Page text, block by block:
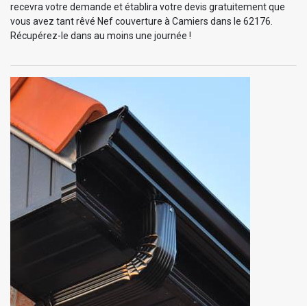
recevra votre demande et établira votre devis gratuitement que
vous avez tant rêvé Nef couverture à Camiers dans le 62176.
Récupérez-le dans au moins une journée !